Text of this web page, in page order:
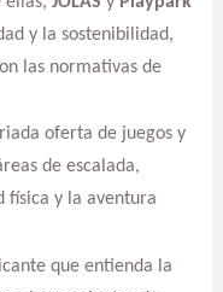
y la sostenibilidad,
las normativas de
oferta de juegos y
de escalada,
física y la aventura
que entienda la